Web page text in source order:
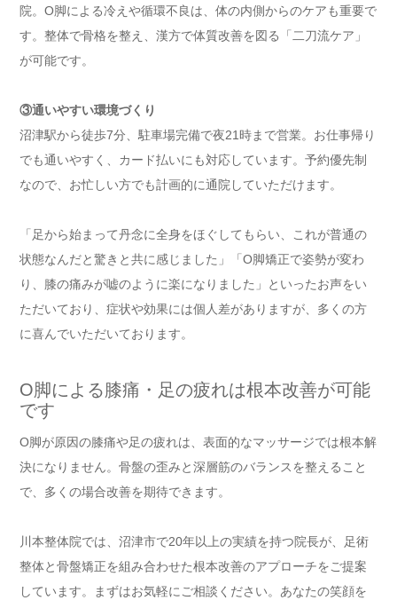
院。O脚による冷えや循環不良は、体の内側からのケアも重要で
す。整体で骨格を整え、漢方で体質改善を図る「二刀流ケア」
が可能です。
③通いやすい環境づくり
沼津駅から徒歩7分、駐車場完備で夜21時まで営業。お仕事帰り
でも通いやすく、カード払いにも対応しています。予約優先制
なので、お忙しい方でも計画的に通院していただけます。
「足から始まって丹念に全身をほぐしてもらい、これが普通の
状態なんだと驚きと共に感じました」「O脚矯正で姿勢が変わ
り、膝の痛みが嘘のように楽になりました」といったお声をい
ただいており、症状や効果には個人差がありますが、多くの方
に喜んでいただいております。
O脚による膝痛・足の疲れは根本改善が可能
です
O脚が原因の膝痛や足の疲れは、表面的なマッサージでは根本解
決になりません。骨盤の歪みと深層筋のバランスを整えること
で、多くの場合改善を期待できます。
川本整体院では、沼津市で20年以上の実績を持つ院長が、足術
整体と骨盤矯正を組み合わせた根本改善のアプローチをご提案
しています。まずはお気軽にご相談ください。あなたの笑顔を